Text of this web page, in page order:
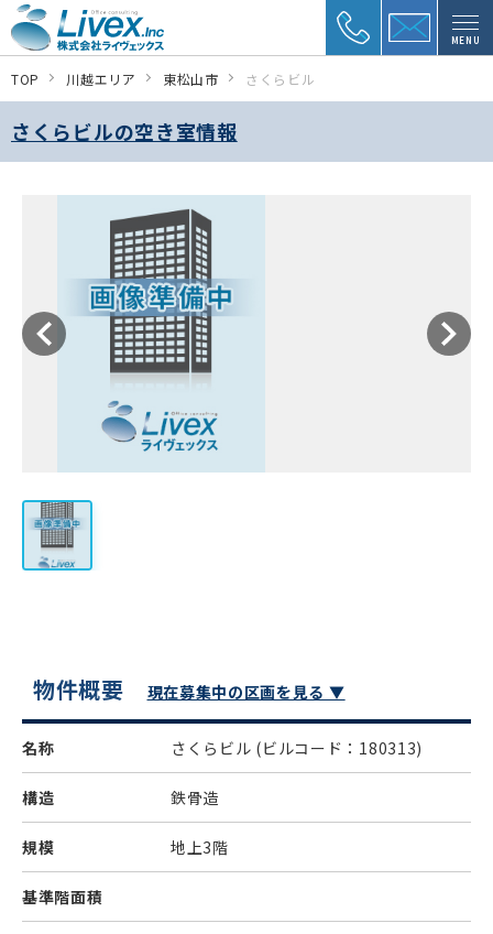
MENU
TOP 川越エリア 東松山市 さくらビル
さくらビルの空き室情報
物件概要 現在募集中の区画を見る ▼
名称 さくらビル (ビルコード：180313)
構造 鉄骨造
規模 地上3階
基準階面積